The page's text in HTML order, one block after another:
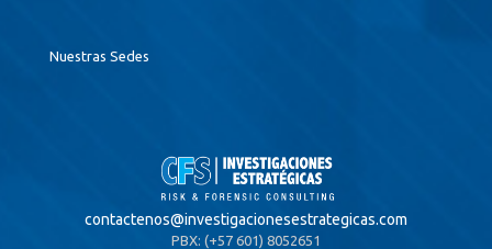
Nuestras Sedes
contactenos@investigacionesestrategicas.com
PBX: (+57 601) 8052651